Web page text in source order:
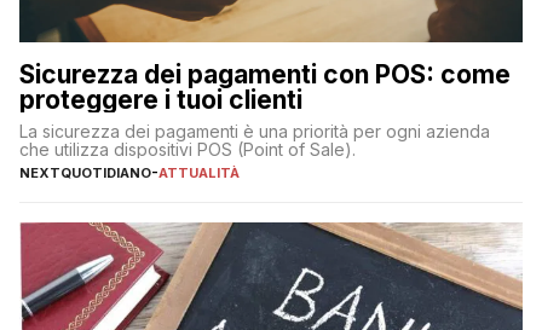
Sicurezza dei pagamenti con POS: come
proteggere i tuoi clienti
La sicurezza dei pagamenti è una priorità per ogni azienda
che utilizza dispositivi POS (Point of Sale).
NEXTQUOTIDIANO-ATTUALITÀ